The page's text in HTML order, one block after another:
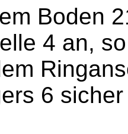
Boden
4 an,
6